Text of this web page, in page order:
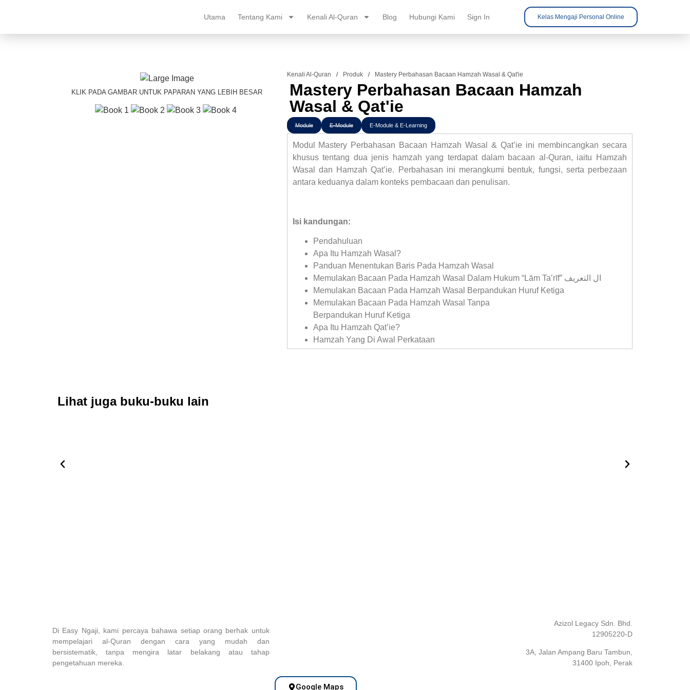
Utama Tentang Kami Kenali Al-Quran Blog Hubungi Kami Sign In Kelas Mengaji Personal Online
KLIK PADA GAMBAR UNTUK PAPARAN YANG LEBIH BESAR
Kenali Al-Quran / Produk / Mastery Perbahasan Bacaan Hamzah Wasal & Qat'ie
Mastery Perbahasan Bacaan Hamzah
Wasal & Qat'ie
Module E-Module E-Module & E-Learning
Modul Mastery Perbahasan Bacaan Hamzah Wasal & Qat’ie ini membincangkan secara
khusus tentang dua jenis hamzah yang terdapat dalam bacaan al-Quran, iaitu Hamzah
Wasal dan Hamzah Qat’ie. Perbahasan ini merangkumi bentuk, fungsi, serta perbezaan
antara keduanya dalam konteks pembacaan dan penulisan.
Isi kandungan:
Pendahuluan
Apa Itu Hamzah Wasal?
Panduan Menentukan Baris Pada Hamzah Wasal
Memulakan Bacaan Pada Hamzah Wasal Dalam Hukum “Lām Ta’rīf” ال التعريف
Memulakan Bacaan Pada Hamzah Wasal Berpandukan Huruf Ketiga
Memulakan Bacaan Pada Hamzah Wasal Tanpa
Berpandukan Huruf Ketiga
Apa Itu Hamzah Qat’ie?
Hamzah Yang Di Awal Perkataan
Hamzah Yang Berada Di Tengah & Akhir Perkataan
Lihat juga buku-buku lain
Di Easy Ngaji, kami percaya bahawa setiap orang berhak untuk
mempelajari al-Quran dengan cara yang mudah dan
bersistematik, tanpa mengira latar belakang atau tahap
pengetahuan mereka.
Azizol Legacy Sdn. Bhd.
12905220-D
3A, Jalan Ampang Baru Tambun,
31400 Ipoh, Perak
Google Maps